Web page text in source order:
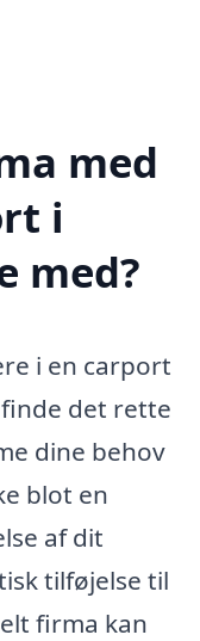
med
i
med?
i en carport
det rette
dine behov
blot en
af dit
tilføjelse til
firma kan